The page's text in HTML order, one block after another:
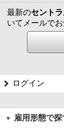
最新のセント
いてメールで
ログイン
雇用形態で探